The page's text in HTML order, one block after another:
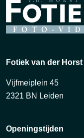
Fotiek van der Horst
Vijfmeiplein 45
2321 BN Leiden
Openingstijden